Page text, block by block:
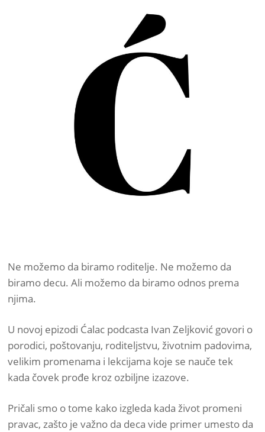
Ne možemo da biramo roditelje. Ne možemo da
biramo decu. Ali možemo da biramo odnos prema
njima.
U novoj epizodi Ćalac podcasta Ivan Zeljković govori o
porodici, poštovanju, roditeljstvu, životnim padovima,
velikim promenama i lekcijama koje se nauče tek
kada čovek prođe kroz ozbiljne izazove.
Pričali smo o tome kako izgleda kada život promeni
pravac, zašto je važno da deca vide primer umesto da